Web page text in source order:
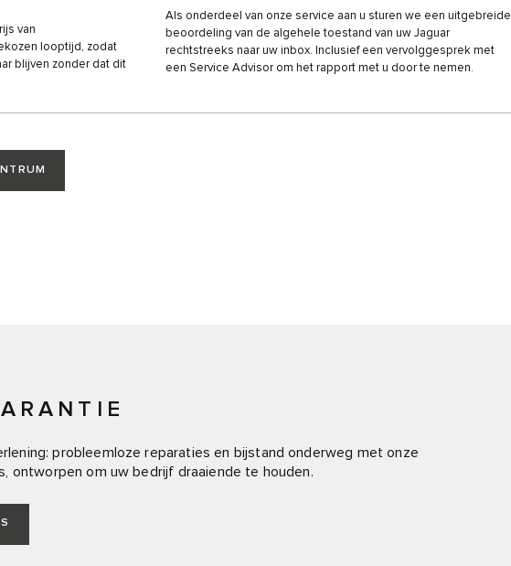
van
looptijd, zodat
blijven zonder dat dit
Als onderdeel van onze service aan u sturen we een uitgebreide
beoordeling van de algehele toestand van uw Jaguar
rechtstreeks naar uw inbox. Inclusief een vervolggesprek met
een Service Advisor om het rapport met u door te nemen.
probleemloze reparaties en bijstand onderweg met onze
ontworpen om uw bedrijf draaiende te houden.